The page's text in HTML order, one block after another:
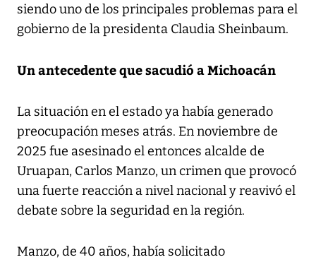
siendo uno de los principales problemas para el
gobierno de la presidenta Claudia Sheinbaum.
Un antecedente que sacudió a Michoacán
La situación en el estado ya había generado
preocupación meses atrás. En noviembre de
2025 fue asesinado el entonces alcalde de
Uruapan, Carlos Manzo, un crimen que provocó
una fuerte reacción a nivel nacional y reavivó el
debate sobre la seguridad en la región.
Manzo, de 40 años, había solicitado